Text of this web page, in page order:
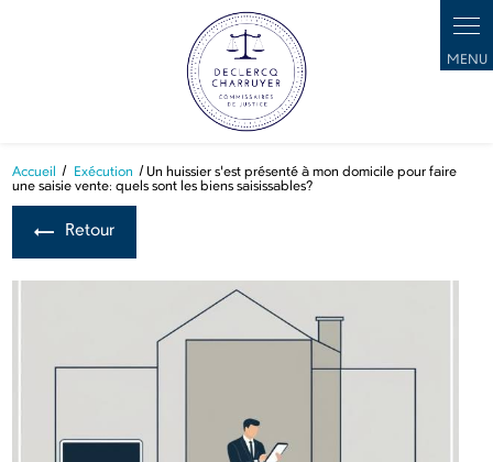
Accueil Exécution
Un huissier s'est présenté à mon domicile pour faire
une saisie vente: quels sont les biens saisissables?
Retour
Panneau de gestion des cookies